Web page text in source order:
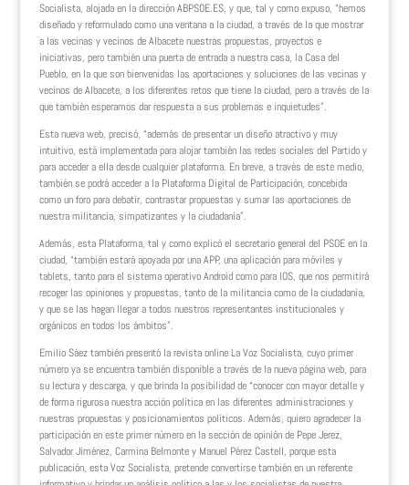
Socialista, alojada en la dirección ABPSOE.ES, y que, tal y como expuso, “hemos
diseñado y reformulado como una ventana a la ciudad, a través de la que mostrar
a las vecinas y vecinos de Albacete nuestras propuestas, proyectos e
iniciativas, pero también una puerta de entrada a nuestra casa, la Casa del
Pueblo, en la que son bienvenidas las aportaciones y soluciones de las vecinas y
vecinos de Albacete, a los diferentes retos que tiene la ciudad, pero a través de la
que también esperamos dar respuesta a sus problemas e inquietudes”.
Esta nueva web, precisó, “además de presentar un diseño atractivo y muy
intuitivo, está implementada para alojar también las redes sociales del Partido y
para acceder a ella desde cualquier plataforma. En breve, a través de este medio,
también se podrá acceder a la Plataforma Digital de Participación, concebida
como un foro para debatir, contrastar propuestas y sumar las aportaciones de
nuestra militancia, simpatizantes y la ciudadanía”.
Además, esta Plataforma, tal y como explicó el secretario general del PSOE en la
ciudad, “también estará apoyada por una APP, una aplicación para móviles y
tablets, tanto para el sistema operativo Android como para IOS, que nos permitirá
recoger las opiniones y propuestas, tanto de la militancia como de la ciudadanía,
y que se las hagan llegar a todos nuestros representantes institucionales y
orgánicos en todos los ámbitos”.
Emilio Sáez también presentó la revista online La Voz Socialista, cuyo primer
número ya se encuentra también disponible a través de la nueva página web, para
su lectura y descarga, y que brinda la posibilidad de “conocer con mayor detalle y
de forma rigurosa nuestra acción política en las diferentes administraciones y
nuestras propuestas y posicionamientos políticos. Además, quiero agradecer la
participación en este primer número en la sección de opinión de Pepe Jerez,
Salvador Jiménez, Carmina Belmonte y Manuel Pérez Castell, porque esta
publicación, esta Voz Socialista, pretende convertirse también en un referente